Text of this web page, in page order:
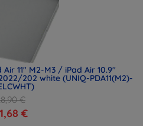
11" M2-M3 / iPad Air 10.9"
202 white (UNIQ-PDA11(M2)-
€
€